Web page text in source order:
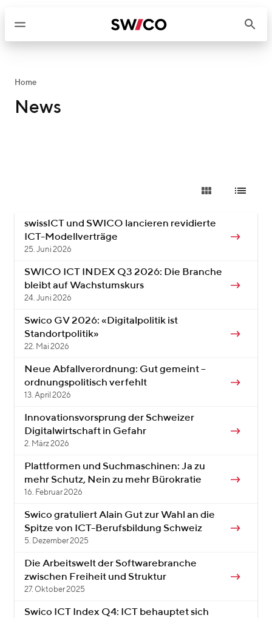
Home
News
25. Juni 2026
swissICT und SWICO lancieren revidierte
ICT-Modellverträge
24. Juni 2026
SWICO ICT INDEX Q3 2026: Die Branche
bleibt auf Wachstumskurs
22. Mai 2026
Swico GV 2026: «Digitalpolitik ist
Standortpolitik»
13. April 2026
Neue Abfallverordnung: Gut gemeint –
ordnungspolitisch verfehlt
2. März 2026
Innovationsvorsprung der Schweizer
Digitalwirtschaft in Gefahr
16. Februar 2026
Plattformen und Suchmaschinen: Ja zu
mehr Schutz, Nein zu mehr Bürokratie
5. Dezember 2025
Swico gratuliert Alain Gut zur Wahl an die
Spitze von ICT-Berufsbildung Schweiz
27. Oktober 2025
Die Arbeitswelt der Softwarebranche
zwischen Freiheit und Struktur
Swico ICT Index Q4: ICT behauptet sich